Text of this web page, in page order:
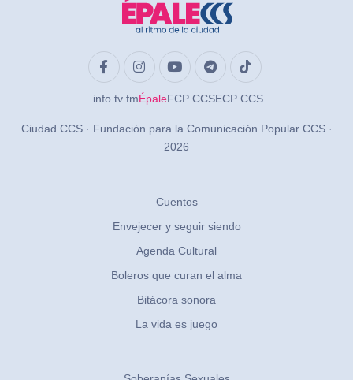
.info .tv .fmÉpaleFCP CCSECP CCS
Ciudad CCS · Fundación para la Comunicación Popular CCS ·
2026
Cuentos
Envejecer y seguir siendo
Agenda Cultural
Boleros que curan el alma
Bitácora sonora
La vida es juego